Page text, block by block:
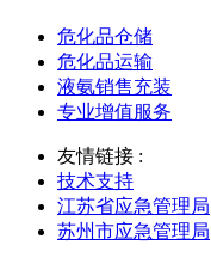
危化品仓储
危化品运输
液氨销售充装
专业增值服务
友情链接 :
技术支持
江苏省应急管理局
苏州市应急管理局